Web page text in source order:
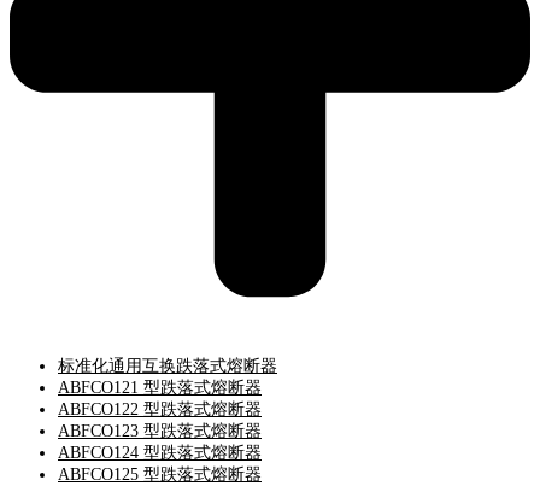
标准化通用互换跌落式熔断器
ABFCO121 型跌落式熔断器
ABFCO122 型跌落式熔断器
ABFCO123 型跌落式熔断器
ABFCO124 型跌落式熔断器
ABFCO125 型跌落式熔断器